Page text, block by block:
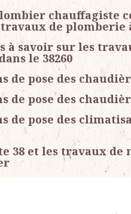
chauffagiste
de plomberie
à savoir sur les
le 38260
de pose des
de pose des
de pose des
38 et les travaux de